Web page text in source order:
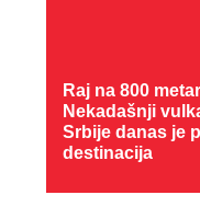
Raj na 800
Nekadašnji
Srbije danas je
destinacija